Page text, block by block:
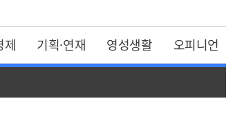
제 기획·연재 영성생활 오피니언